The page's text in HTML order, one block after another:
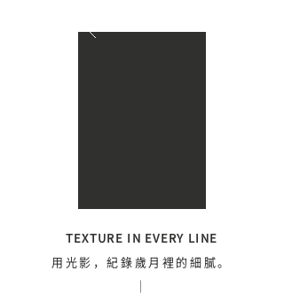
TEXTURE IN EVERY LINE
用光影，紀錄歲月裡的細膩。
｜